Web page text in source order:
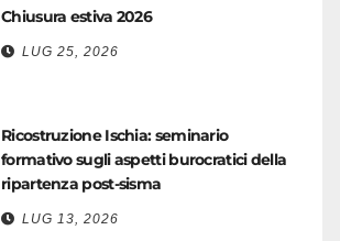
Chiusura estiva 2026
LUG 25, 2026
Ricostruzione Ischia: seminario
formativo sugli aspetti burocratici della
ripartenza post-sisma
LUG 13, 2026